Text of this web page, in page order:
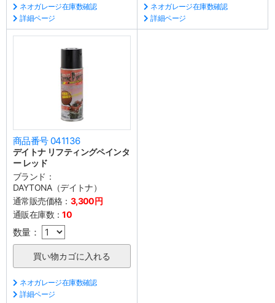
ネオガレージ在庫数確認
詳細ページ
ネオガレージ在庫数確認
詳細ページ
商品番号 041136
デイトナ リフティングペインタ
ー レッド
ブランド：
DAYTONA（デイトナ）
通常販売価格： 3,300円
通販在庫数：10
数量：
ネオガレージ在庫数確認
詳細ページ